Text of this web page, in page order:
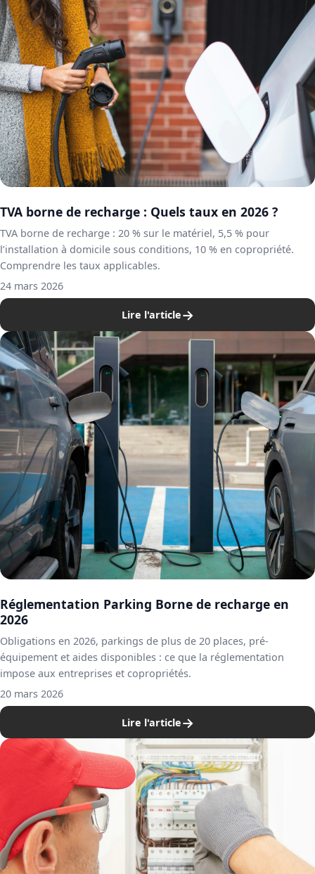
TVA borne de recharge : Quels taux en 2026 ?
TVA borne de recharge : 20 % sur le matériel, 5,5 % pour
l’installation à domicile sous conditions, 10 % en copropriété.
Comprendre les taux applicables.
24 mars 2026
Lire l'article→
Réglementation Parking Borne de recharge en
2026
Obligations en 2026, parkings de plus de 20 places, pré-
équipement et aides disponibles : ce que la réglementation
impose aux entreprises et copropriétés.
20 mars 2026
Lire l'article→